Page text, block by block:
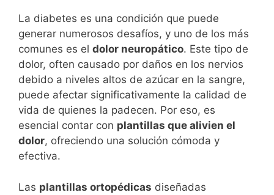
La diabetes es una condición que puede
generar numerosos desafíos, y uno de los más
comunes es el dolor neuropático. Este tipo de
dolor, often causado por daños en los nervios
debido a niveles altos de azúcar en la sangre,
puede afectar significativamente la calidad de
vida de quienes la padecen. Por eso, es
esencial contar con plantillas que alivien el
dolor, ofreciendo una solución cómoda y
efectiva.
Las plantillas ortopédicas diseñadas